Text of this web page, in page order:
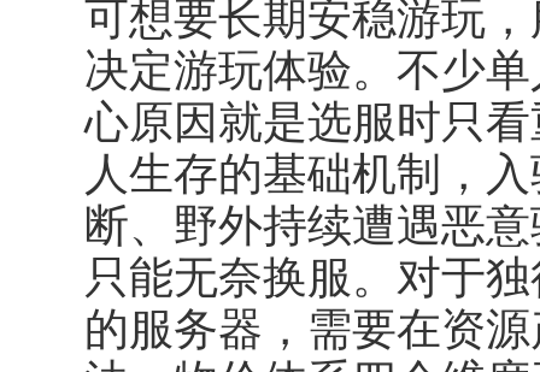
可想要长期安稳游玩
决定游玩体验。不少
心原因就是选服时只
人生存的基础机制，
断、野外持续遭遇恶
只能无奈换服。对于
的服务器，需要在资